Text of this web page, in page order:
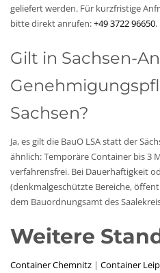
geliefert werden. Für kurzfristige
bitte direkt anrufen:+49 3722 96650.
Gilt in Sachsen-
Sachsen?
Ja, es gilt die BauO LSA statt der
ähnlich: Temporäre Container bis 3
verfahrensfrei. Bei Dauerhaftigkeit
(denkmalgeschützte Bereiche,
dem Bauordnungsamt des
Weitere
Container Chemnitz | Container